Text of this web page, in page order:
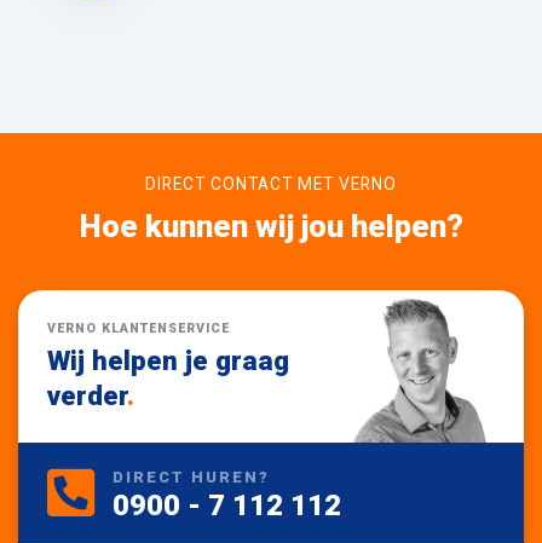
DIRECT CONTACT MET VERNO
Hoe kunnen wij jou helpen?
VERNO KLANTENSERVICE
Wij helpen je graag
verder.
DIRECT HUREN?
0900 - 7 112 112